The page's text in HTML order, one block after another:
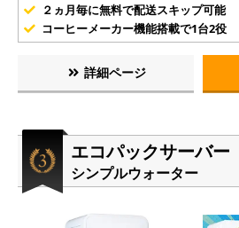
２ヵ月毎に無料で配送スキップ可能
コーヒーメーカー機能搭載で1台2役
詳細ページ
エコパックサーバー
シンプルウォーター